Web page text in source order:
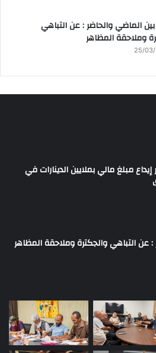
الماضي والحاضر : عن التباهي
وملاحقة المظاهر
25/
مبلغ مالي بملايين الدينارات في
عن التباهي والجكترة وملاحقة المظاهر